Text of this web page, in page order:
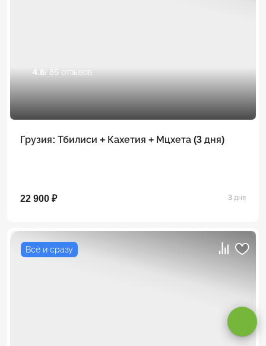
4.8/ 85 отзывов
Грузия: Тбилиси + Кахетия + Мцхета (3 дня)
22 900 ₽ 3 дня
Всё и сразу